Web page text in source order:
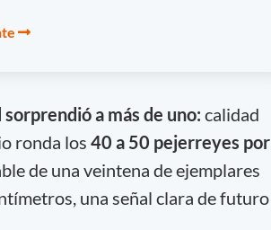
a más de uno: calidad
ronda los 40 a 50 pejerreyes por
de una veintena de ejemplares
una señal clara de futuro